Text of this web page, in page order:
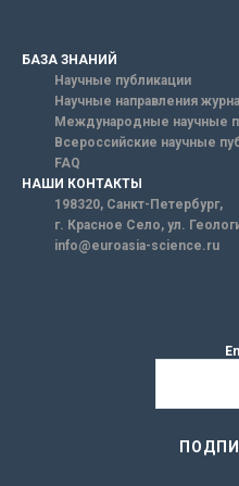
БАЗА ЗНАНИЙ
Научные публикации
Научные направления
Международные научные
Всероссийские научные
FAQ
НАШИ КОНТАКТЫ
198320, Санкт-Петербург,
г. Красное Село, ул.
info@euroasia-science.ru